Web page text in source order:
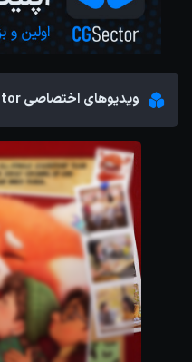
ویدیوهای اختصاصی CGSector